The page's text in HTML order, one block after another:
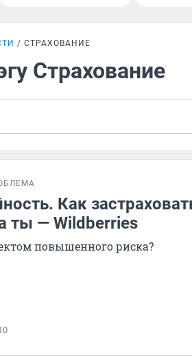
СТРАХОВАНИЕ
Страхование
Как
ты — Wildberries
повышенного риска?